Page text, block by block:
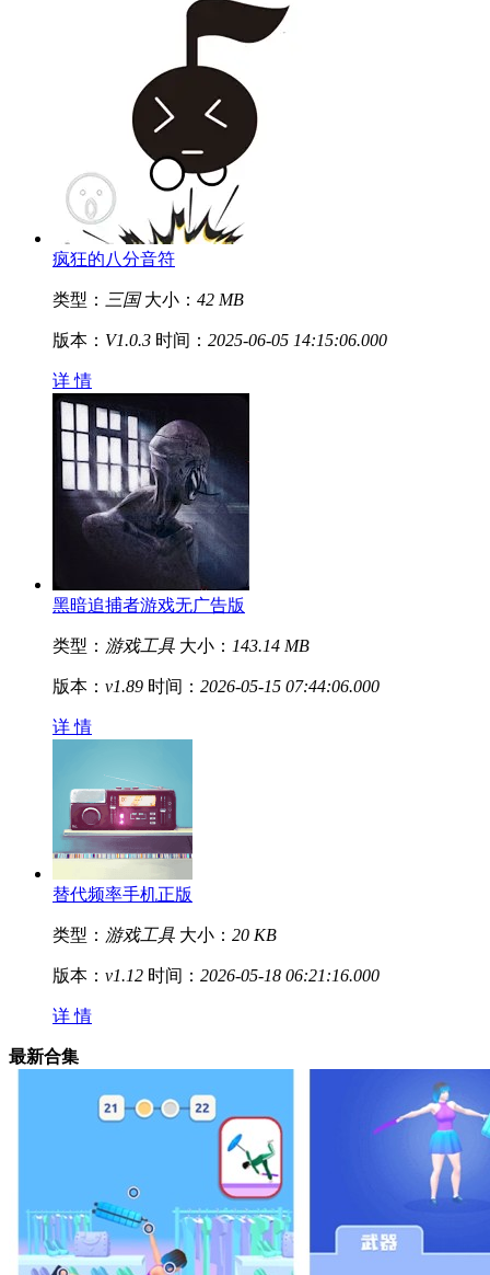
疯狂的八分音符
类型： 三国 大小： 42 MB
版本： V1.0.3 时间： 2025-06-05 14:15:06.000
详 情
黑暗追捕者游戏无广告版
类型： 游戏工具 大小： 143.14 MB
版本： v1.89 时间： 2026-05-15 07:44:06.000
详 情
替代频率手机正版
类型： 游戏工具 大小： 20 KB
版本： v1.12 时间： 2026-05-18 06:21:16.000
详 情
最新合集